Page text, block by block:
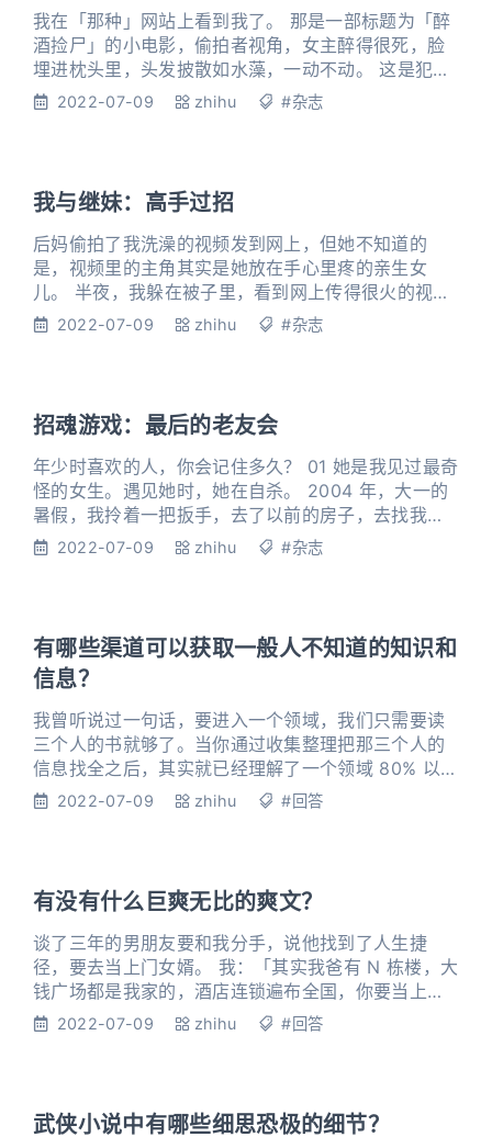
我在「那种」网站上看到我了。 那是一部标题为「醉
酒捡尸」的小电影，偷拍者视角，女主醉得很死，脸
埋进枕头里，头发披散如水藻，一动不动。 这是犯罪
吧？ 我正准备叉掉，不小心瞟到女主左肩的粉红胎
头，看不出一丝表情，就连鼻翼都没有呼吸的迹象。
「我」死了。 一
2022-07-09 zhihu #杂志
我与继妹：高手过招
后妈偷拍了我洗澡的视频发到网上，但她不知道的
是，视频里的主角其实是她放在手心里疼的亲生女
儿。 半夜，我躲在被子里，看到网上传得很火的视
频，偷偷笑出了声，我要亲眼看着这些恶人自食恶
跟着我到乡下，你们不要她，我要她，我来养她。」
最后，我被判给了我爸，由我奶
2022-07-09 zhihu #杂志
招魂游戏：最后的老友会
年少时喜欢的人，你会记住多久？ 01 她是我见过最奇
怪的女生。遇见她时，她在自杀。 2004 年，大一的
暑假，我拎着一把扳手，去了以前的房子，去找我爸
讨债。 他拖欠我几个月的抚养费。 那时我父母早都离
里。 是那个女人改嫁给我爸时，带着的女儿。 我没有
血缘关系
2022-07-09 zhihu #杂志
有哪些渠道可以获取一般人不知道的知识和
信息？
我曾听说过一句话，要进入一个领域，我们只需要读
三个人的书就够了。当你通过收集整理把那三个人的
信息找全之后，其实就已经理解了一个领域 80% 以上
的内容。 那么，我们究竟应该选择哪三个人，才能达
解一个领域，就要找到「开创者」 每一个行业都有开
山鼻祖，比如鲁班是
2022-07-09 zhihu #回答
有没有什么巨爽无比的爽文？
谈了三年的男朋友要和我分手，说他找到了人生捷
径，要去当上门女婿。 我：「其实我爸有 N 栋楼，大
钱广场都是我家的，酒店连锁遍布全国，你要当上门
女婿，我也可以满足你，你要不要再考虑一下我？」
手。 闫凯：「朵朵，对不起，我妈得了绝症，我不想
连累你，我们分手
2022-07-09 zhihu #回答
武侠小说中有哪些细思恐极的细节？